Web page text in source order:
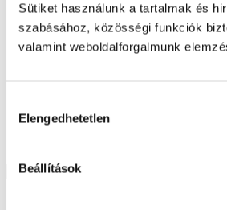
Sütiket használunk a tartalmak és
szabásához, közösségi funkciók
valamint weboldalforgalmunk
kiválasztása
Elengedhetetlen
Beállítások
Fogselyem
Műfogsor ápolás
Fogfehérítés
Fogköztisztító
Könyvek